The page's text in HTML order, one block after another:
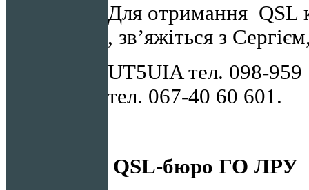
Для отримання QSL
, зв’яжіться з
UT5UIA тел. 098-
тел. 067-40 60 601.
QSL-бюро ГО ЛРУ